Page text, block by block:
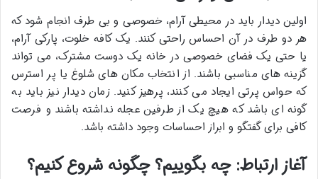
اولین دیدار باید در محیطی آرام، خصوصی و بی طرف انجام شود که
هر دو طرف در آن احساس راحتی کنند. یک کافه خلوت، پارکی آرام،
یا حتی یک فضای خصوصی در خانه یک دوست مشترک، می تواند
گزینه های مناسبی باشند. از انتخاب مکان های شلوغ یا پر استرس
که حواس پرتی ایجاد می کنند، پرهیز کنید. زمان دیدار نیز باید به
گونه ای باشد که هیچ یک از طرفین عجله نداشته باشند و فرصت
کافی برای گفتگو و ابراز احساسات وجود داشته باشد.
آغاز ارتباط: چه بگوییم؟ چگونه شروع کنیم؟